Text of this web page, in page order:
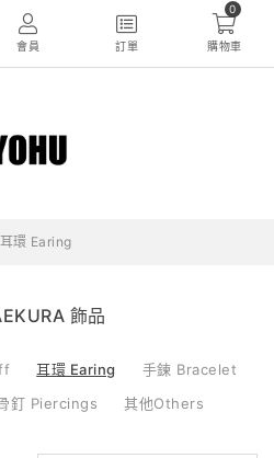
會員 訂單
0
購物車
耳環 Earing
飾品
耳環 Earing
手鍊 Bracelet
釘 Piercings 其他Others